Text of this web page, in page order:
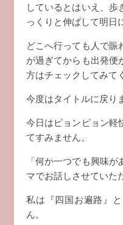
しているとはいえ、歩
っくりと伸ばして明日
どこへ行っても人で賑
が過ぎてからも出発便
方はチェックしてみて
今度はタイトルに戻り
今日はピョンピョン軽
てすみません。
「何か一つでも興味
マでお話しさせていた
私は『四国お遍路』
ん。